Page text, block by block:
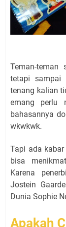
Teman-teman
tetapi sampai
tenang kalian
emang perlu
bahasannya
wkwkwk.
Tapi ada
bisa
Karena
Jostein
Dunia Sophie
Apakah